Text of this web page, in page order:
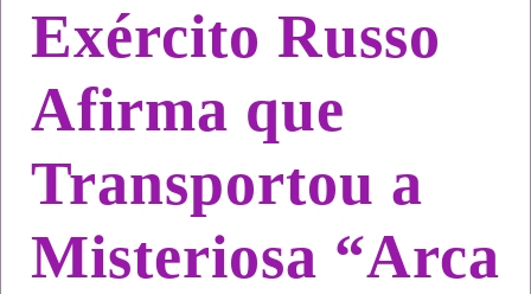
Exército Russo
Afirma que
Transportou a
Misteriosa “Arca